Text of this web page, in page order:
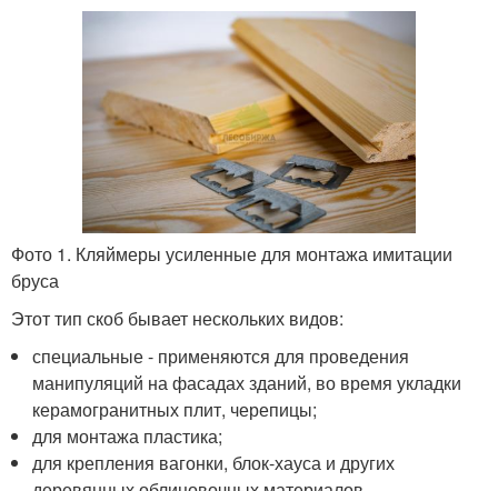
Фото 1. Кляймеры усиленные для монтажа имитации
бруса
Этот тип скоб бывает нескольких видов:
специальные - применяются для проведения
манипуляций на фасадах зданий, во время укладки
керамогранитных плит, черепицы;
для монтажа пластика;
для крепления вагонки, блок-хауса и других